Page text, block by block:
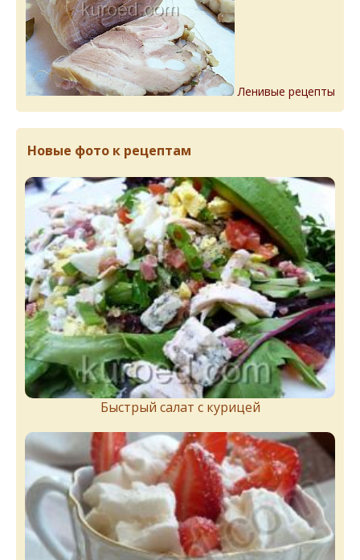
Ленивые рецепты
Новые фото к рецептам
Быстрый салат с курицей